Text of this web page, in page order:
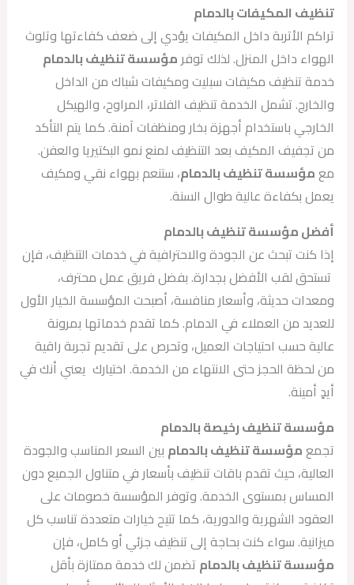
تنظيف المكيفات بالدمام
تراكم الأتربة داخل المكيفات يؤدي إلى ضعف كفاءتها وتلوث
الهواء داخل المنزل. لذلك توفرمؤسسة تنظيف بالدمام
خدمة تنظيف مكيفات سبليت ومكيفات شباك من الداخل
والخارج. تشمل الخدمة تنظيف الفلاتر، المراوح، والهيكل
الخارجي باستخدام أجهزة بخار ومنظفات آمنة. كما يتم التأكد
من تجفيف المكيف بعد التنظيف لمنع نمو البكتيريا والعفن.
معمؤسسة تنظيف بالدمام، ستنعم بهواء نقي ومكيف
يعمل بكفاءة عالية طوال السنة.
أفضل مؤسسة تنظيف بالدمام
إذا كنت تبحث عن الجودة والاحترافية في خدمات التنظيف، فإن
تستحق لقب الأفضل بجدارة. بفضل فريق عمل محترف،
ومعدات حديثة، وأسعار منافسة، أصبحت المؤسسة الخيار الأول
للعديد من العملاء في الدمام. كما تقدم خدماتها بمرونة
عالية حسب احتياجات العميل، وتحرص على تقديم تجربة راقية
من لحظة الحجز حتى الانتهاء من الخدمة. اختيارك يعني أنك في
أيدٍ أمينة.
مؤسسة تنظيف رخيصة بالدمام
تجمعمؤسسة تنظيف بالدمام بين السعر المناسب والجودة
العالية، حيث تقدم باقات تنظيف بأسعار في متناول الجميع دون
المساس بمستوى الخدمة. وتوفر المؤسسة خصومات على
العقود الشهرية والدورية، كما تتيح خيارات متعددة تناسب كل
ميزانية. سواء كنت بحاجة إلى تنظيف جزئي أو كامل، فإن
مؤسسة تنظيف بالدمام تضمن لك خدمة ممتازة بأقل